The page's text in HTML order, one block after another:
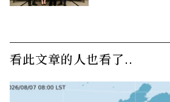
看此文章的人也看了..